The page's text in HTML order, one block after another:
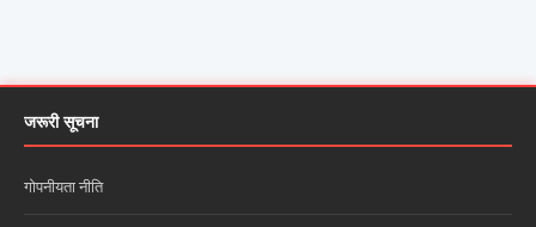
जरूरी सूचना
गोपनीयता नीति